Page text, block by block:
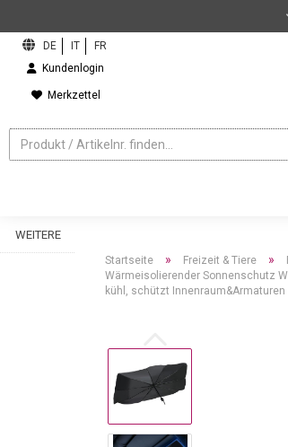
Kundenlogin
Merkzettel
WEITERE
Startseite » Freizeit & Tiere »
Wärmeisolierender Sonnenschutz
kühl, schützt Innenraum&Armaturen